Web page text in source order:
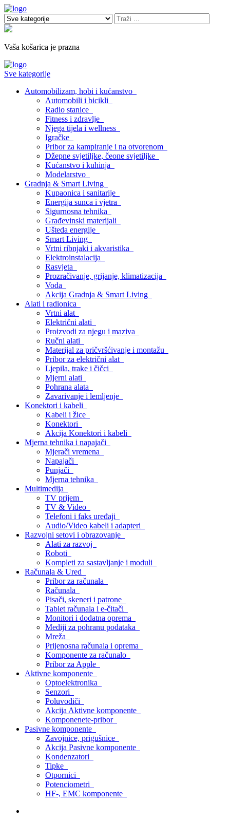
Vaša košarica je prazna
Sve kategorije
Automobilizam, hobi i kućanstvo
Automobili i bicikli
Radio stanice
Fitness i zdravlje
Njega tijela i wellness
Igračke
Pribor za kampiranje i na otvorenom
Džepne svjetiljke, čeone svjetiljke
Kućanstvo i kuhinja
Modelarstvo
Gradnja & Smart Living
Kupaonica i sanitarije
Energija sunca i vjetra
Sigurnosna tehnika
Građevinski materijali
Ušteda energije
Smart Living
Vrtni ribnjaki i akvaristika
Elektroinstalacija
Rasvjeta
Prozračivanje, grijanje, klimatizacija
Voda
Akcija Gradnja & Smart Living
Alati i radionica
Vrtni alat
Električni alati
Proizvodi za njegu i maziva
Ručni alati
Materijal za pričvršćivanje i montažu
Pribor za električni alat
Ljepila, trake i čičci
Mjerni alati
Pohrana alata
Zavarivanje i lemljenje
Konektori i kabeli
Kabeli i žice
Konektori
Akcija Konektori i kabeli
Mjerna tehnika i napajači
Mjerači vremena
Napajači
Punjači
Mjerna tehnika
Multimedija
TV prijem
TV & Video
Telefoni i faks uređaji
Audio/Video kabeli i adapteri
Razvojni setovi i obrazovanje
Alati za razvoj
Roboti
Kompleti za sastavljanje i moduli
Računala & Ured
Pribor za računala
Računala
Pisači, skeneri i patrone
Tablet računala i e-čitači
Monitori i dodatna oprema
Mediji za pohranu podataka
Mreža
Prijenosna računala i oprema
Komponente za računalo
Pribor za Apple
Aktivne komponente
Optoelektronika
Senzori
Poluvodiči
Akcija Aktivne komponente
Komponenete-pribor
Pasivne komponente
Zavojnice, prigušnice
Akcija Pasivne komponente
Kondenzatori
Tipke
Otpornici
Potenciometri
HF-, EMC komponente